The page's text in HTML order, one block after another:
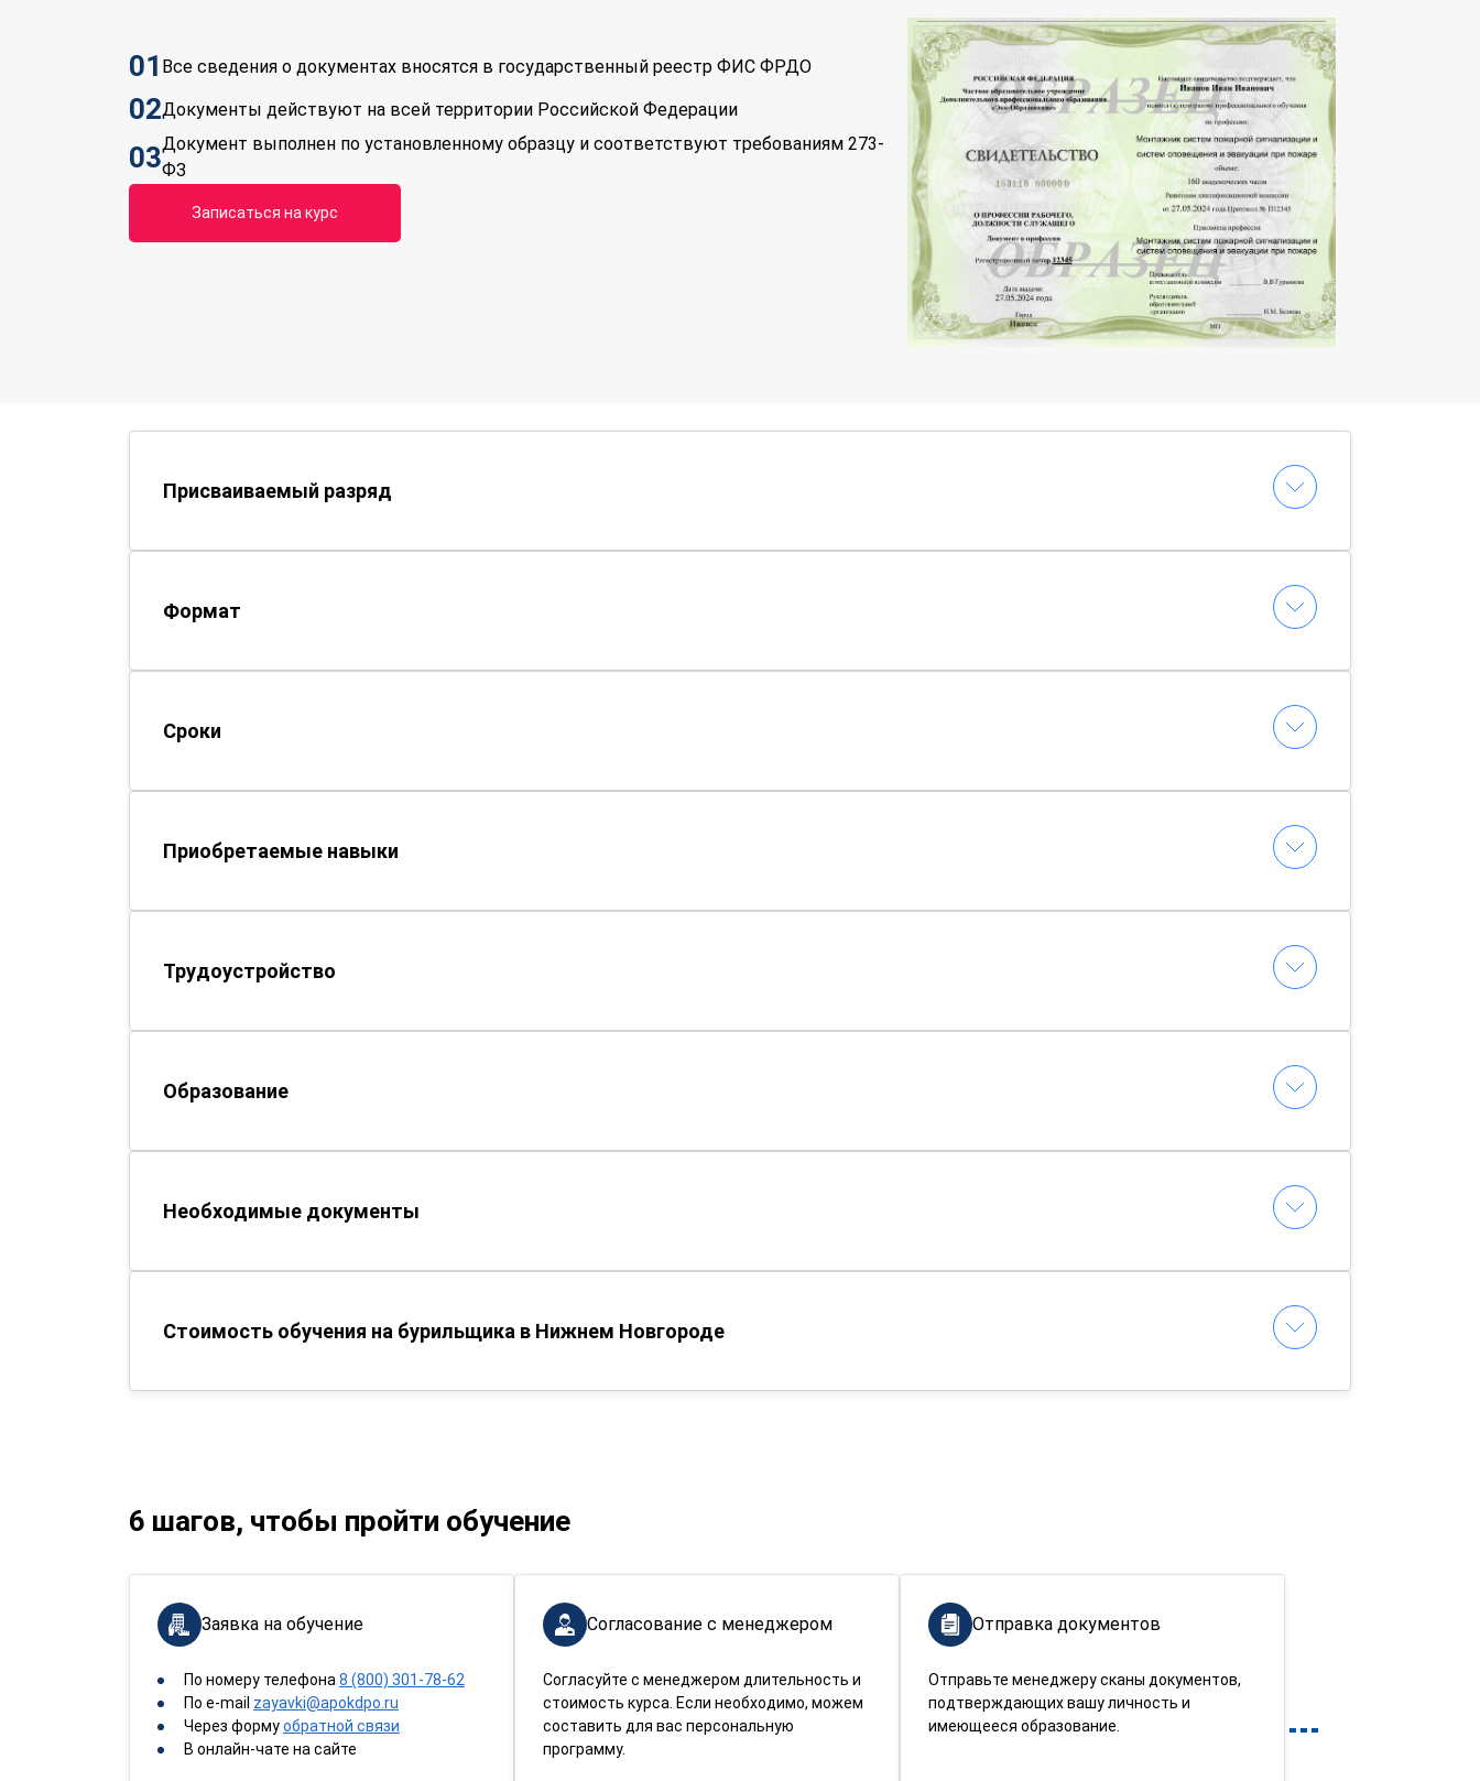
01 Все сведения о документах вносятся в государственный реестр ФИС ФРДО
02Документы действуют на всей территории Российской Федерации
03Документ выполнен по установленному образцу и соответствуют требованиям 273-
ФЗ
Записаться на курс
Присваиваемый разряд
Формат
Сроки
Приобретаемые навыки
Трудоустройство
Образование
Необходимые документы
Стоимость обучения на бурильщика в Нижнем Новгороде
6 шагов, чтобы пройти обучение
Заявка на обучение
По номеру телефона 8 (800) 301-78-62
По e-mail zayavki@apokdpo.ru
Через формуобратной связи
В онлайн-чате на сайте
Согласование с менеджером
Согласуйте с менеджером длительность и
стоимость курса. Если необходимо, можем
составить для вас персональную
программу.
Отправка документов
Отправьте менеджеру сканы документов,
подтверждающих вашу личность и
имеющееся образование.